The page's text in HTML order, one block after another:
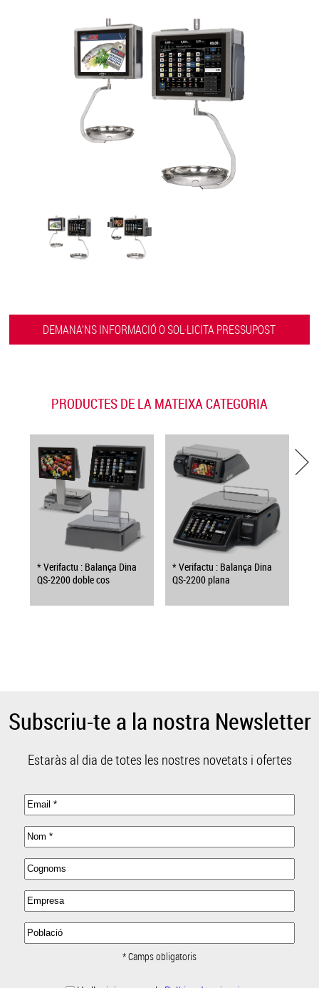
DEMANA’NS INFORMACIÓ O SOL·LICITA PRESSUPOST
PRODUCTES DE LA MATEIXA CATEGORIA
* Verifactu : Balança Dina
QS-2200 doble cos
* Verifactu : Balança Dina
QS-2200 plana
Subscriu-te a la nostra Newsletter
Estaràs al dia de totes les nostres novetats i ofertes
* Camps obligatoris